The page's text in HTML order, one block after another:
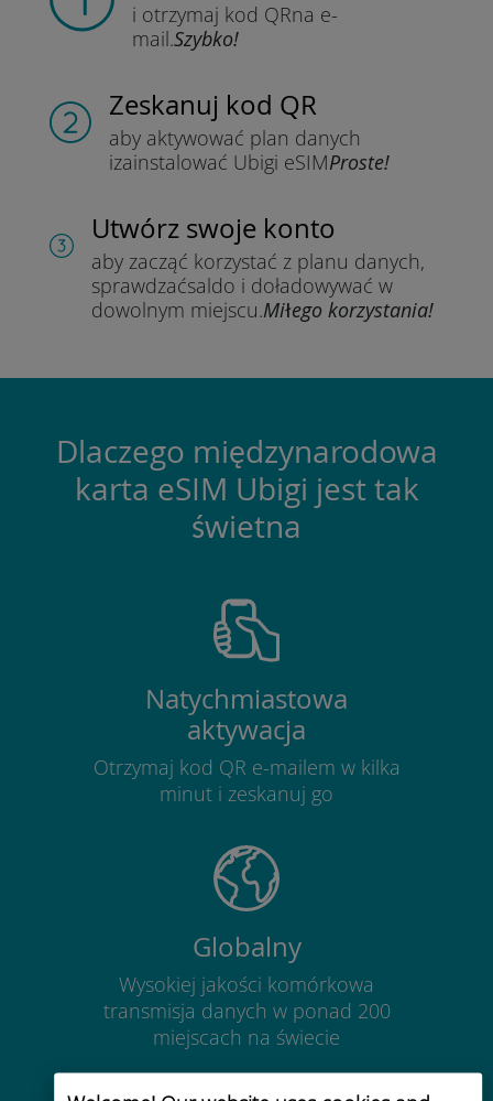
i otrzymaj kod QRna e-
mail.Szybko!
Zeskanuj kod QR
aby aktywować plan danych
izainstalować Ubigi eSIMProste!
Utwórz swoje konto
aby zacząć korzystać z planu danych,
sprawdzaćsaldo i doładowywać w
dowolnym miejscu.Miłego korzystania!
Dlaczego międzynarodowa
karta eSIM Ubigi jest tak
świetna
Natychmiastowa
aktywacja
Otrzymaj kod QR e-mailem w kilka
minut i zeskanuj go
Globalny
Wysokiej jakości komórkowa
transmisja danych w ponad 200
miejscach na świecie